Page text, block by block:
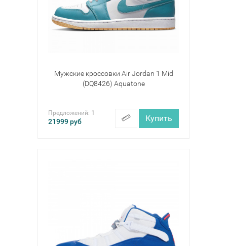
Мужские кроссовки Air Jordan 1 Mid
(DQ8426) Aquatone
Предложений: 1
21999руб Купить